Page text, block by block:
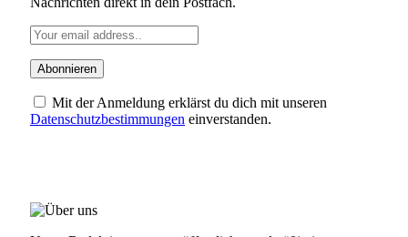
Mit der Anmeldung erklärst du dich mit unseren
Datenschutzbestimmungen einverstanden.